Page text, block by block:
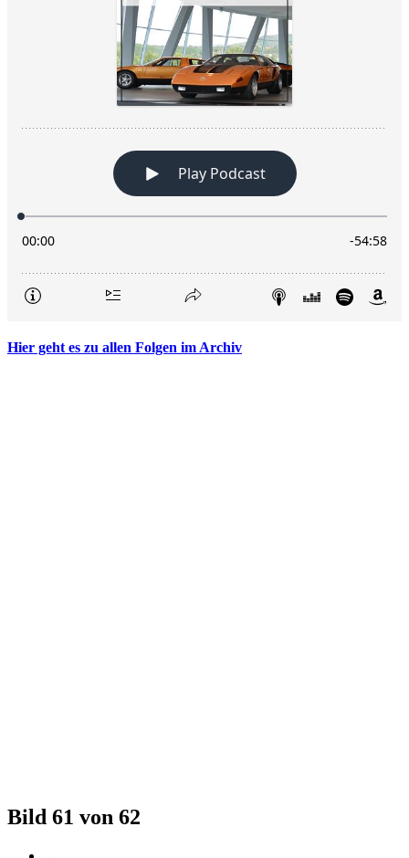
Hier geht es zu allen Folgen im Archiv
Bild 61 von 62